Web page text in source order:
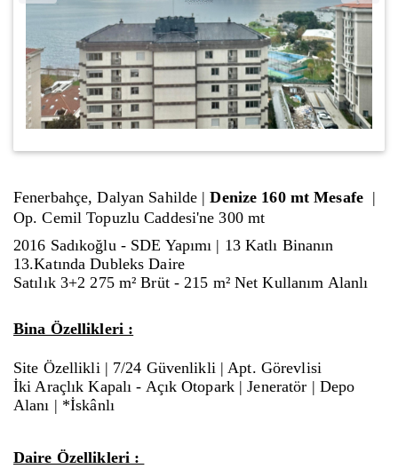
Fenerbahçe, Dalyan Sahilde |Denize 160 mt Mesafe|
Op. Cemil Topuzlu Caddesi'ne 300 mt
2016 Sadıkoğlu - SDE Yapımı | 13 Katlı Binanın
13.Katında Dubleks Daire
Satılık 3+2 275 m² Brüt - 215 m² Net Kullanım Alanlı
Bina Özellikleri :
Site Özellikli | 7/24 Güvenlikli | Apt. Görevlisi
İki Araçlık Kapalı - Açık Otopark | Jeneratör | Depo
Alanı | *İskânlı
Daire Özellikleri :